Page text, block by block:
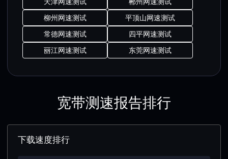
天津网速测试
郴州网速测试
柳州网速测试
平顶山网速测试
常德网速测试
四平网速测试
丽江网速测试
东莞网速测试
宽带测速报告排行
下载速度排行